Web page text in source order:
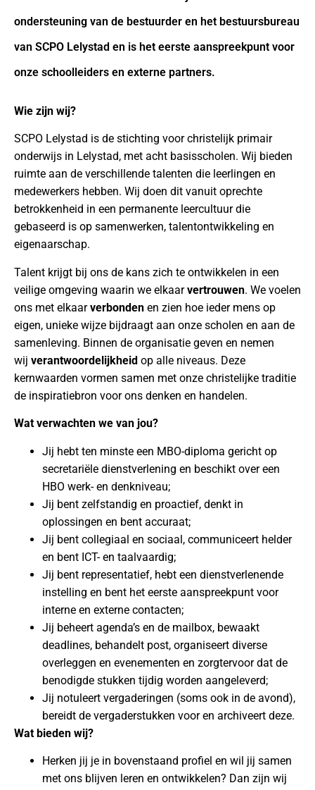
ondersteuning van de bestuurder en het bestuursbureau
van SCPO Lelystad en is het eerste aanspreekpunt voor
onze schoolleiders en externe partners.
Wie zijn wij?
SCPO Lelystad is de stichting voor christelijk primair
onderwijs in Lelystad, met acht basisscholen. Wij bieden
ruimte aan de verschillende talenten die leerlingen en
medewerkers hebben. Wij doen dit vanuit oprechte
betrokkenheid in een permanente leercultuur die
gebaseerd is op samenwerken, talentontwikkeling en
eigenaarschap.
Talent krijgt bij ons de kans zich te ontwikkelen in een
veilige omgeving waarin we elkaarvertrouwen. We voelen
ons met elkaarverbonden en zien hoe ieder mens op
eigen, unieke wijze bijdraagt aan onze scholen en aan de
samenleving. Binnen de organisatie geven en nemen
wij verantwoordelijkheid op alle niveaus. Deze
kernwaarden vormen samen met onze christelijke traditie
de inspiratiebron voor ons denken en handelen.
Wat verwachten we van jou?
Jij hebt ten minste een MBO-diploma gericht op
secretariële dienstverlening en beschikt over een
HBO werk- en denkniveau;
Jij bent zelfstandig en proactief, denkt in
oplossingen en bent accuraat;
Jij bent collegiaal en sociaal, communiceert helder
en bent ICT- en taalvaardig;
Jij bent representatief, hebt een dienstverlenende
instelling en bent het eerste aanspreekpunt voor
interne en externe contacten;
Jij beheert agenda’s en de mailbox, bewaakt
deadlines, behandelt post, organiseert diverse
overleggen en evenementen en zorgtervoor dat de
benodigde stukken tijdig worden aangeleverd;
Jij notuleert vergaderingen (soms ook in de avond),
bereidt de vergaderstukken voor en archiveert deze.
Wat bieden wij?
Herken jij je in bovenstaand profiel en wil jij samen
met ons blijven leren en ontwikkelen? Dan zijn wij